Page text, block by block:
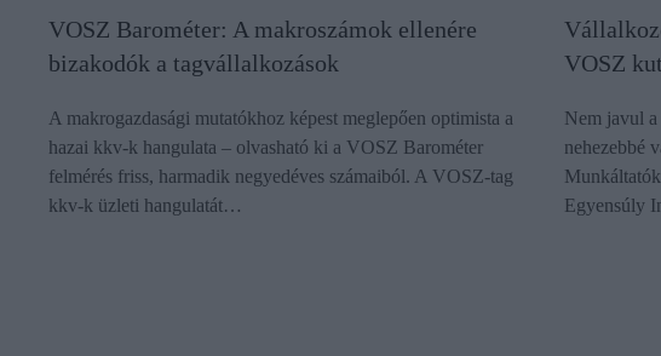
VOSZ Barométer: A makroszámok ellenére
bizakodók a tagvállalkozások
A makrogazdasági mutatókhoz képest meglepően optimista a
hazai kkv-k hangulata – olvasható ki a VOSZ Barométer
felmérés friss, harmadik negyedéves számaiból. A VOSZ-tag
kkv-k üzleti hangulatát…
VOSZ
Nem javul
nehezebbé
Egyensúly